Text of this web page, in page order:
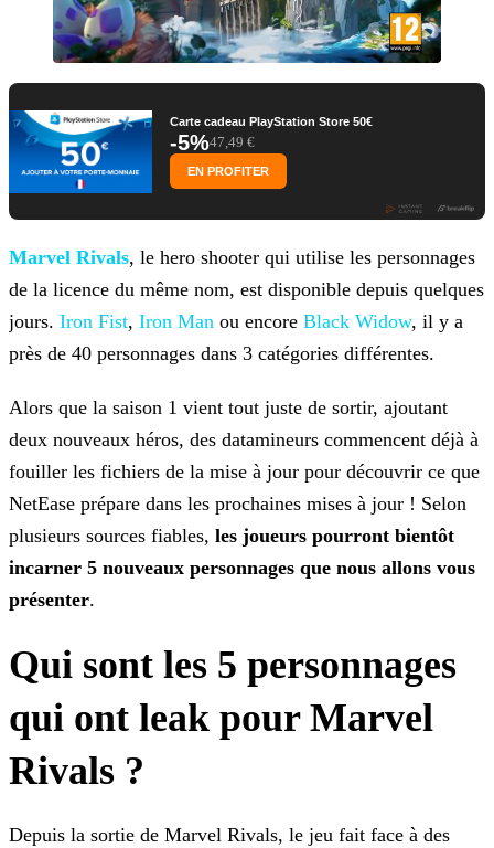
Carte cadeau PlayStation Store 50€
-5%47,49 €
EN PROFITER
Marvel Rivals, le hero shooter qui utilise les personnages
de la licence du même nom, est disponible depuis quelques
jours. Iron Fist, Iron Man ou encore Black Widow, il y a
près de 40 personnages dans 3 catégories différentes.
Alors que la saison 1 vient tout juste de sortir, ajoutant
deux nouveaux héros, des datamineurs commencent déjà à
fouiller les fichiers de la mise à jour pour découvrir ce que
NetEase prépare dans les prochaines mises à jour ! Selon
plusieurs sources fiables, les joueurs pourront bientôt
incarner 5 nouveaux personnages que nous allons vous
présenter.
Qui sont les 5 personnages
qui ont leak pour Marvel
Rivals ?
Depuis la sortie de Marvel Rivals, le jeu fait face à des